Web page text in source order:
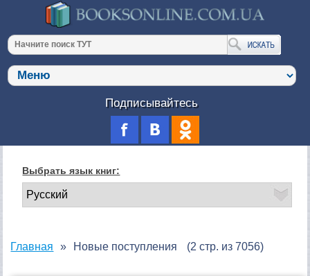
Подписывайтесь
Выбрать язык книг:
Главная Новые поступления (2 стр. из 7056)